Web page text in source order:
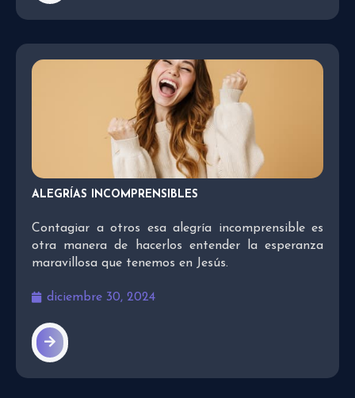
ALEGRÍAS INCOMPRENSIBLES
Contagiar a otros esa alegría incomprensible es
otra manera de hacerlos entender la esperanza
maravillosa que tenemos en Jesús.
diciembre 30, 2024